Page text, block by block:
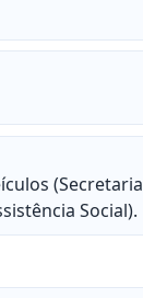
(Secretaria
Social).